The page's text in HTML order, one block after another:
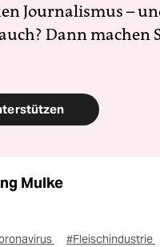
Journalismus –
Dann
Mulke
#Fleischindustrie